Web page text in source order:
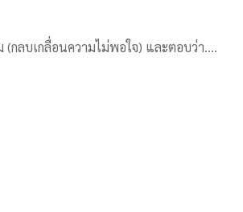
(กลบเกลื่อนความไม่พอใจ) และตอบว่า….